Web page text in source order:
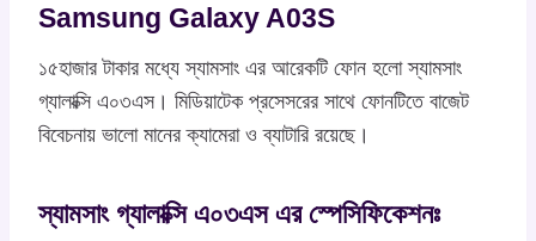
Samsung Galaxy A03S
১৫হাজার টাকার মধ্যে স্যামসাং এর আরেকটি ফোন হলো স্যামসাং
গ্যালাক্সি এ০৩এস। মিডিয়াটেক প্রসেসরের সাথে ফোনটিতে বাজেট
বিবেচনায় ভালো মানের ক্যামেরা ও ব্যাটারি রয়েছে।
স্যামসাং গ্যালাক্সি এ০৩এস এর স্পেসিফিকেশনঃ